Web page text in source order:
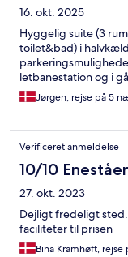
16. okt. 2025
Hyggelig suite (3
toilet&bad) i
letbanestation og i
Jørgen, rejse på 5
Verificeret anmeldelse
10/10
27. okt. 2023
Dejligt fredeligt
faciliteter til prisen
Bina Kramhøft,